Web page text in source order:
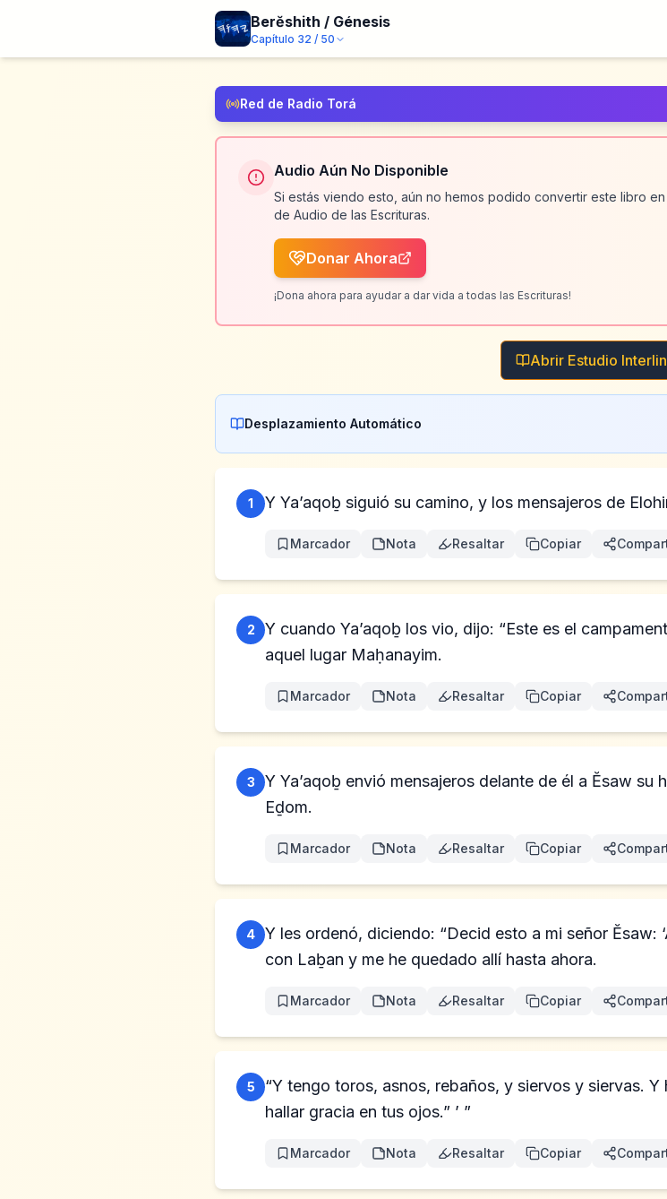
Berĕshith / Génesis
Capítulo 32 / 50
Red de Radio Torá
Audio Aún No Disponible
Si estás viendo esto, aún no hemos podido convertir este libro
de Audio de las Escrituras.
Donar Ahora
¡Dona ahora para ayudar a dar vida a todas las Escrituras!
Abrir Estudio
Desplazamiento Automático
1 Y Ya’aqoḇ siguió su camino, y los mensajeros de
Marcador Nota Resaltar Copiar
2
Y cuando Ya’aqoḇ los vio, dijo: “Este es el
aquel lugar Maḥanayim.
Marcador Nota Resaltar Copiar
3
Y Ya’aqoḇ envió mensajeros delante de él a Ĕsaw su
Eḏom.
Marcador Nota Resaltar Copiar
4
Y les ordenó, diciendo: “Decid esto a mi señor Ĕsaw:
con Laḇan y me he quedado allí hasta ahora.
Marcador Nota Resaltar Copiar
5
“Y tengo toros, asnos, rebaños, y siervos y siervas.
hallar gracia en tus ojos.” ’ ”
Marcador Nota Resaltar Copiar